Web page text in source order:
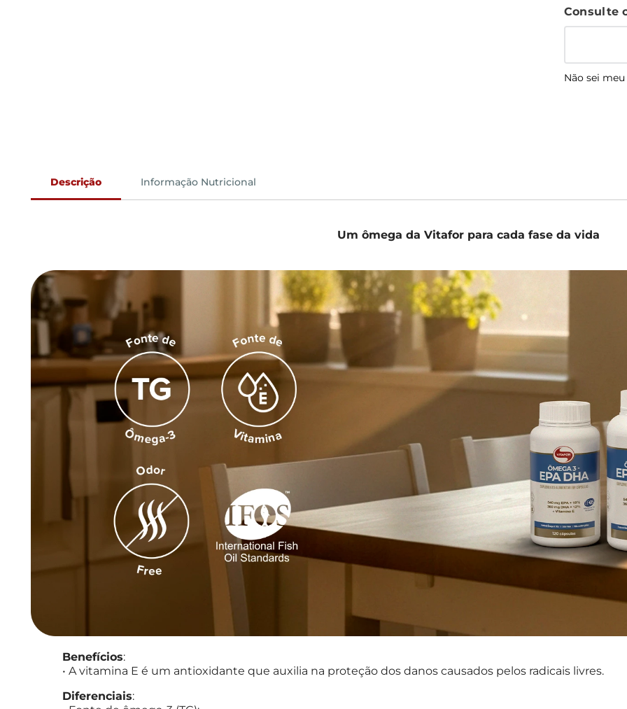
Não sei meu
Descrição Informação Nutricional
Um ômega da Vitafor para cada fase da vida
Benefícios:
• A vitamina E é um antioxidante que auxilia na proteção dos danos causados pelos radicais livres.
Diferenciais: